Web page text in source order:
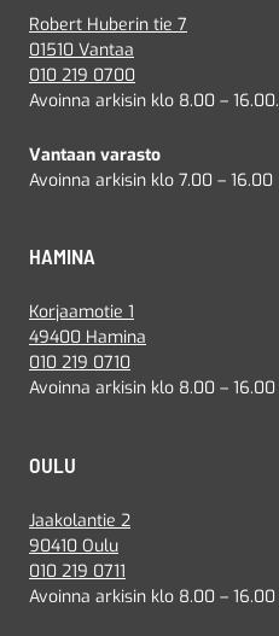
Robert Huberin tie 7
01510 Vantaa
010 219 0700
Avoinna arkisin klo 8.00 – 16.00.
Vantaan varasto
Avoinna arkisin klo 7.00 – 16.00
HAMINA
Korjaamotie 1
49400 Hamina
010 219 0710
Avoinna arkisin klo 8.00 – 16.00
OULU
Jaakolantie 2
90410 Oulu
010 219 0711
Avoinna arkisin klo 8.00 – 16.00